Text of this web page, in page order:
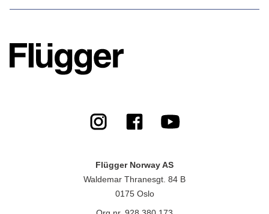
Flügger Norway AS
Waldemar Thranesgt. 84 B
0175 Oslo